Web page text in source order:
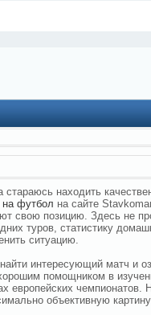
находить
на футбол на сайте
свою позицию. Здесь не
туров, статистику
ситуацию.
интересующий матч и
помощником в
чемпионатов.
объективную